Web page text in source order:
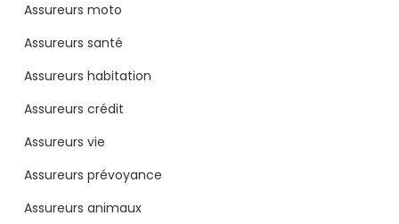
Assureurs moto
Assureurs santé
Assureurs habitation
Assureurs crédit
Assureurs vie
Assureurs prévoyance
Assureurs animaux